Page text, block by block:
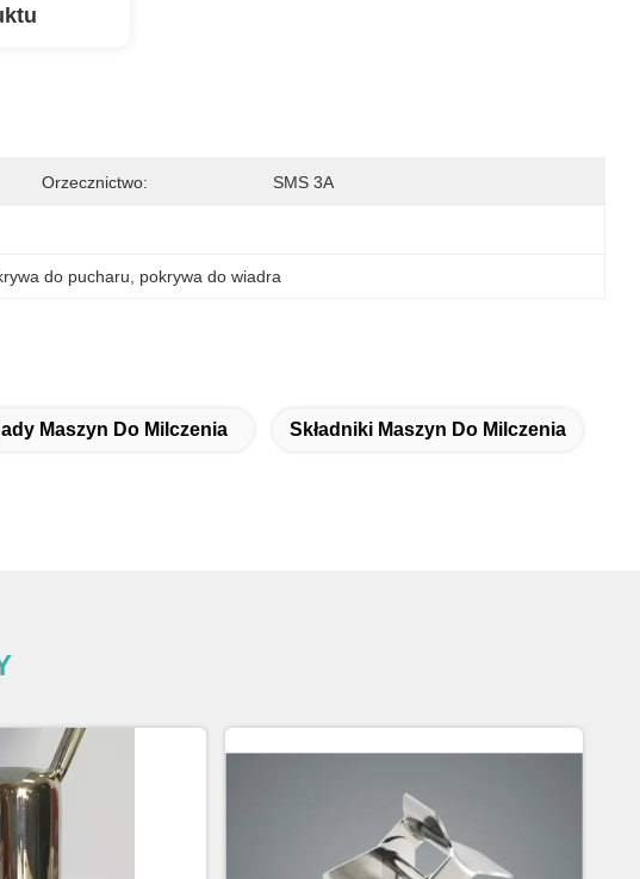
Orzecznictwo: SMS 3A
do pucharu pokrywa do wiadra
Maszyn Do Milczenia Składniki Maszyn Do Milczenia